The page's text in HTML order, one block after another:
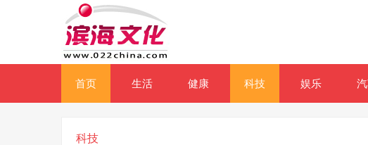
首页 生活 健康 科技 娱乐
科技